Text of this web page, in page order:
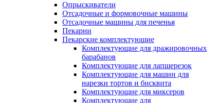
Опрыскиватели
Отсадочные и формовочные машины
Отсадочные машины для печенья
Пекарни
Пекарские комплектующие
Комплектующие для дражировочных
барабанов
Комплектующие для лапшерезок
Комплектующие для машин для
нарезки тортов и бисквита
Комплектующие для миксеров
Комплектующие для